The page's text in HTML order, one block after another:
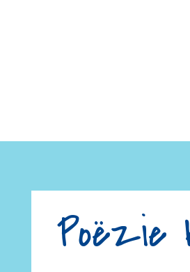
Poëzie